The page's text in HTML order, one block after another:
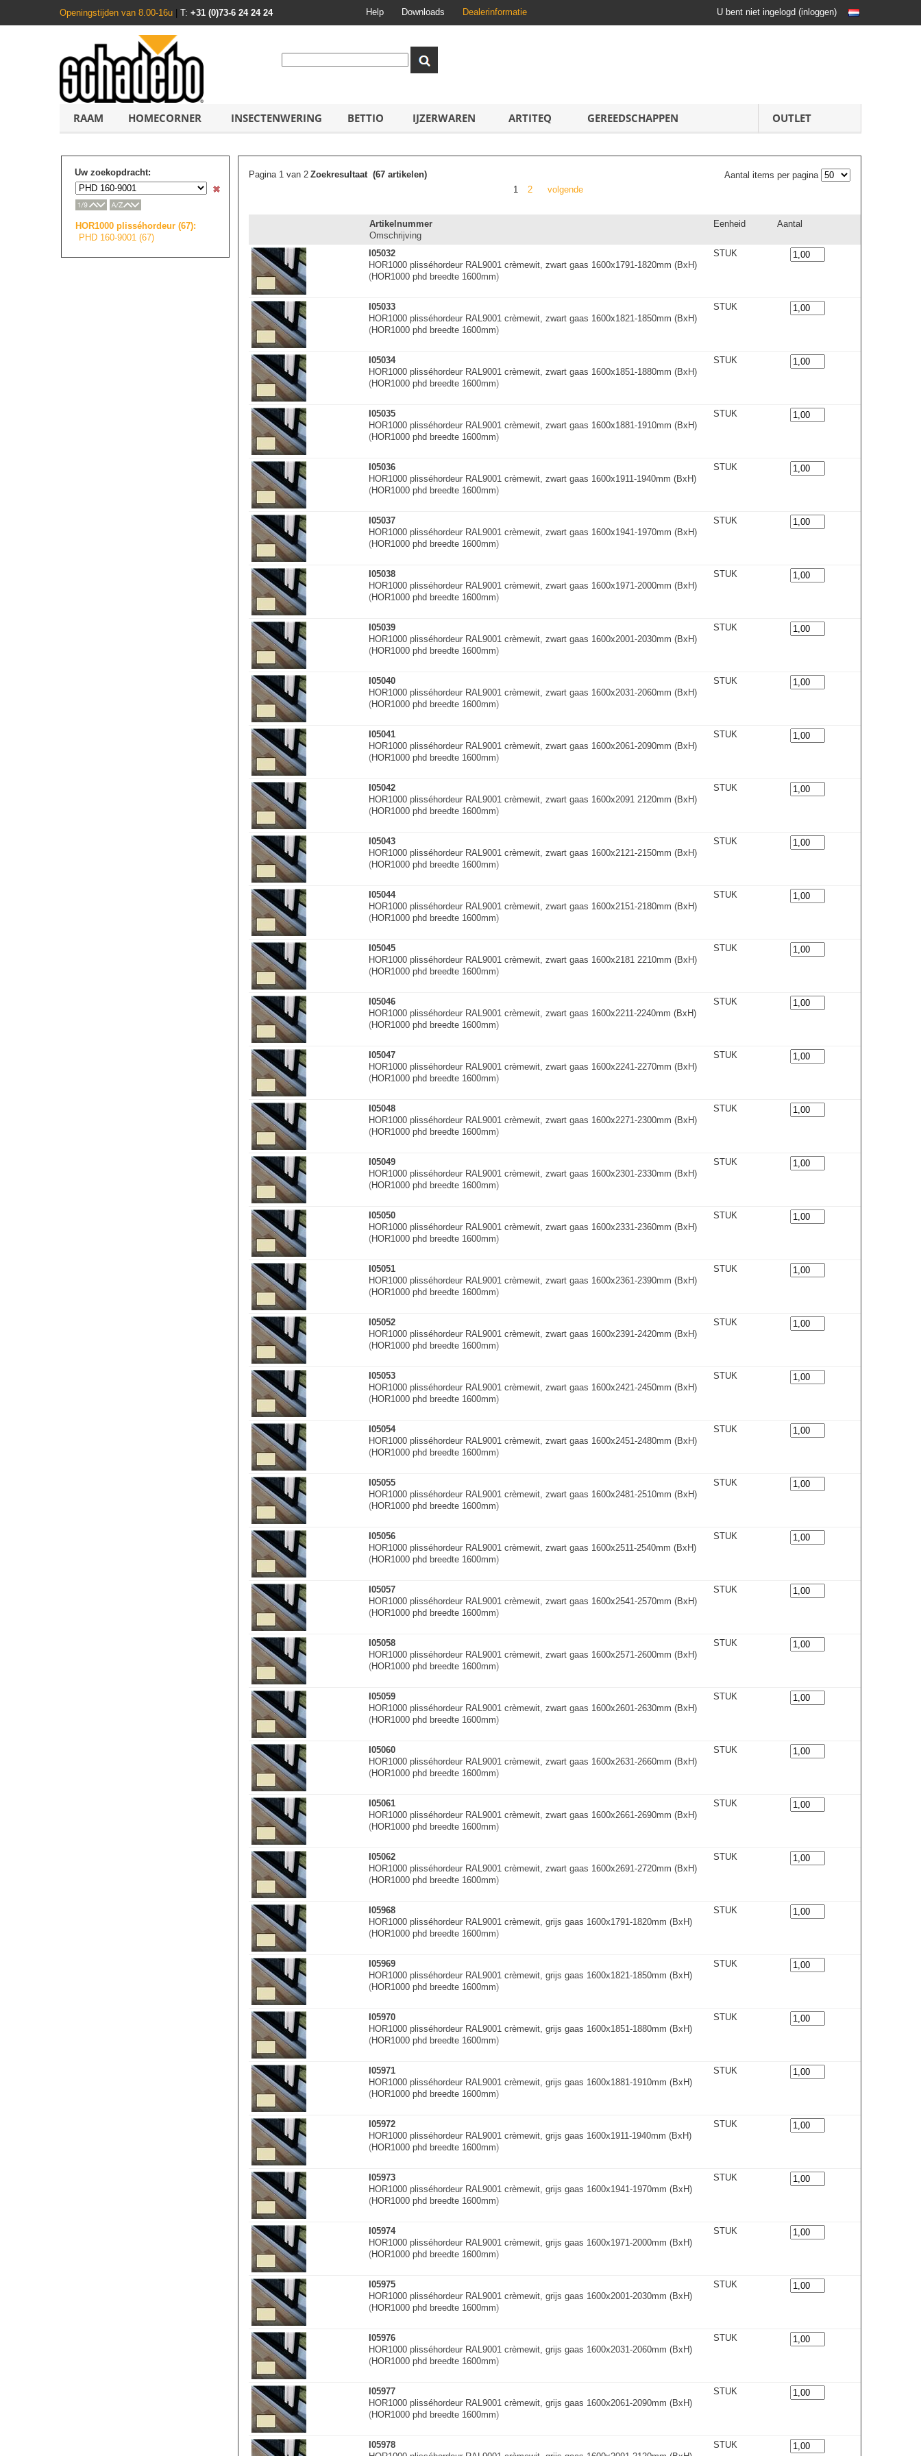
Openingstijden van 8.00-16u T: +31 (0)73-6 24 24 24 Help Downloads Dealerinformatie U bent niet ingelogd (inloggen)
RAAM HOMECORNER INSECTENWERING BETTIO IJZERWAREN ARTITEQ GEREEDSCHAPPEN OUTLET
Uw zoekopdracht:
HOR1000 plisséhordeur (67):
PHD 160-9001 (67)
Pagina 1 van 2 Aantal items per pagina
Zoekresultaat (67 artikelen)
1
2 volgende
Artikelnummer
Omschrijving
Eenheid Aantal
I05032
HOR1000 plisséhordeur RAL9001 crèmewit, zwart gaas 1600x1791-1820mm (BxH)
(HOR1000 phd breedte 1600mm)
STUK
I05033
HOR1000 plisséhordeur RAL9001 crèmewit, zwart gaas 1600x1821-1850mm (BxH)
(HOR1000 phd breedte 1600mm)
STUK
I05034
HOR1000 plisséhordeur RAL9001 crèmewit, zwart gaas 1600x1851-1880mm (BxH)
(HOR1000 phd breedte 1600mm)
STUK
I05035
HOR1000 plisséhordeur RAL9001 crèmewit, zwart gaas 1600x1881-1910mm (BxH)
(HOR1000 phd breedte 1600mm)
STUK
I05036
HOR1000 plisséhordeur RAL9001 crèmewit, zwart gaas 1600x1911-1940mm (BxH)
(HOR1000 phd breedte 1600mm)
STUK
I05037
HOR1000 plisséhordeur RAL9001 crèmewit, zwart gaas 1600x1941-1970mm (BxH)
(HOR1000 phd breedte 1600mm)
STUK
I05038
HOR1000 plisséhordeur RAL9001 crèmewit, zwart gaas 1600x1971-2000mm (BxH)
(HOR1000 phd breedte 1600mm)
STUK
I05039
HOR1000 plisséhordeur RAL9001 crèmewit, zwart gaas 1600x2001-2030mm (BxH)
(HOR1000 phd breedte 1600mm)
STUK
I05040
HOR1000 plisséhordeur RAL9001 crèmewit, zwart gaas 1600x2031-2060mm (BxH)
(HOR1000 phd breedte 1600mm)
STUK
I05041
HOR1000 plisséhordeur RAL9001 crèmewit, zwart gaas 1600x2061-2090mm (BxH)
(HOR1000 phd breedte 1600mm)
STUK
I05042
HOR1000 plisséhordeur RAL9001 crèmewit, zwart gaas 1600x2091 2120mm (BxH)
(HOR1000 phd breedte 1600mm)
STUK
I05043
HOR1000 plisséhordeur RAL9001 crèmewit, zwart gaas 1600x2121-2150mm (BxH)
(HOR1000 phd breedte 1600mm)
STUK
I05044
HOR1000 plisséhordeur RAL9001 crèmewit, zwart gaas 1600x2151-2180mm (BxH)
(HOR1000 phd breedte 1600mm)
STUK
I05045
HOR1000 plisséhordeur RAL9001 crèmewit, zwart gaas 1600x2181 2210mm (BxH)
(HOR1000 phd breedte 1600mm)
STUK
I05046
HOR1000 plisséhordeur RAL9001 crèmewit, zwart gaas 1600x2211-2240mm (BxH)
(HOR1000 phd breedte 1600mm)
STUK
I05047
HOR1000 plisséhordeur RAL9001 crèmewit, zwart gaas 1600x2241-2270mm (BxH)
(HOR1000 phd breedte 1600mm)
STUK
I05048
HOR1000 plisséhordeur RAL9001 crèmewit, zwart gaas 1600x2271-2300mm (BxH)
(HOR1000 phd breedte 1600mm)
STUK
I05049
HOR1000 plisséhordeur RAL9001 crèmewit, zwart gaas 1600x2301-2330mm (BxH)
(HOR1000 phd breedte 1600mm)
STUK
I05050
HOR1000 plisséhordeur RAL9001 crèmewit, zwart gaas 1600x2331-2360mm (BxH)
(HOR1000 phd breedte 1600mm)
STUK
I05051
HOR1000 plisséhordeur RAL9001 crèmewit, zwart gaas 1600x2361-2390mm (BxH)
(HOR1000 phd breedte 1600mm)
STUK
I05052
HOR1000 plisséhordeur RAL9001 crèmewit, zwart gaas 1600x2391-2420mm (BxH)
(HOR1000 phd breedte 1600mm)
STUK
I05053
HOR1000 plisséhordeur RAL9001 crèmewit, zwart gaas 1600x2421-2450mm (BxH)
(HOR1000 phd breedte 1600mm)
STUK
I05054
HOR1000 plisséhordeur RAL9001 crèmewit, zwart gaas 1600x2451-2480mm (BxH)
(HOR1000 phd breedte 1600mm)
STUK
I05055
HOR1000 plisséhordeur RAL9001 crèmewit, zwart gaas 1600x2481-2510mm (BxH)
(HOR1000 phd breedte 1600mm)
STUK
I05056
HOR1000 plisséhordeur RAL9001 crèmewit, zwart gaas 1600x2511-2540mm (BxH)
(HOR1000 phd breedte 1600mm)
STUK
I05057
HOR1000 plisséhordeur RAL9001 crèmewit, zwart gaas 1600x2541-2570mm (BxH)
(HOR1000 phd breedte 1600mm)
STUK
I05058
HOR1000 plisséhordeur RAL9001 crèmewit, zwart gaas 1600x2571-2600mm (BxH)
(HOR1000 phd breedte 1600mm)
STUK
I05059
HOR1000 plisséhordeur RAL9001 crèmewit, zwart gaas 1600x2601-2630mm (BxH)
(HOR1000 phd breedte 1600mm)
STUK
I05060
HOR1000 plisséhordeur RAL9001 crèmewit, zwart gaas 1600x2631-2660mm (BxH)
(HOR1000 phd breedte 1600mm)
STUK
I05061
HOR1000 plisséhordeur RAL9001 crèmewit, zwart gaas 1600x2661-2690mm (BxH)
(HOR1000 phd breedte 1600mm)
STUK
I05062
HOR1000 plisséhordeur RAL9001 crèmewit, zwart gaas 1600x2691-2720mm (BxH)
(HOR1000 phd breedte 1600mm)
STUK
I05968
HOR1000 plisséhordeur RAL9001 crèmewit, grijs gaas 1600x1791-1820mm (BxH)
(HOR1000 phd breedte 1600mm)
STUK
I05969
HOR1000 plisséhordeur RAL9001 crèmewit, grijs gaas 1600x1821-1850mm (BxH)
(HOR1000 phd breedte 1600mm)
STUK
I05970
HOR1000 plisséhordeur RAL9001 crèmewit, grijs gaas 1600x1851-1880mm (BxH)
(HOR1000 phd breedte 1600mm)
STUK
I05971
HOR1000 plisséhordeur RAL9001 crèmewit, grijs gaas 1600x1881-1910mm (BxH)
(HOR1000 phd breedte 1600mm)
STUK
I05972
HOR1000 plisséhordeur RAL9001 crèmewit, grijs gaas 1600x1911-1940mm (BxH)
(HOR1000 phd breedte 1600mm)
STUK
I05973
HOR1000 plisséhordeur RAL9001 crèmewit, grijs gaas 1600x1941-1970mm (BxH)
(HOR1000 phd breedte 1600mm)
STUK
I05974
HOR1000 plisséhordeur RAL9001 crèmewit, grijs gaas 1600x1971-2000mm (BxH)
(HOR1000 phd breedte 1600mm)
STUK
I05975
HOR1000 plisséhordeur RAL9001 crèmewit, grijs gaas 1600x2001-2030mm (BxH)
(HOR1000 phd breedte 1600mm)
STUK
I05976
HOR1000 plisséhordeur RAL9001 crèmewit, grijs gaas 1600x2031-2060mm (BxH)
(HOR1000 phd breedte 1600mm)
STUK
I05977
HOR1000 plisséhordeur RAL9001 crèmewit, grijs gaas 1600x2061-2090mm (BxH)
(HOR1000 phd breedte 1600mm)
STUK
I05978
STUK